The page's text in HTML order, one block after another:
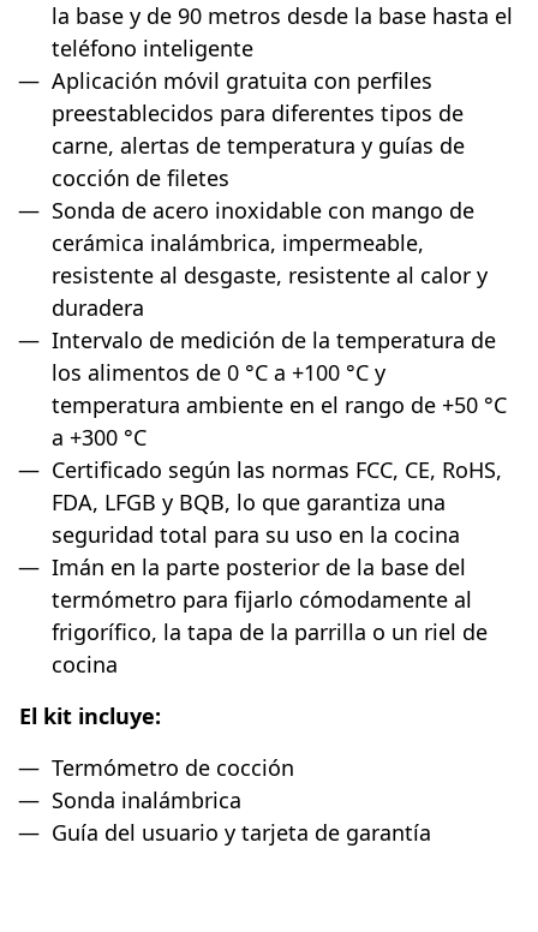
la base y de 90 metros desde la base hasta el
teléfono inteligente
Aplicación móvil gratuita con perfiles
preestablecidos para diferentes tipos de
carne, alertas de temperatura y guías de
cocción de filetes
Sonda de acero inoxidable con mango de
cerámica inalámbrica, impermeable,
resistente al desgaste, resistente al calor y
duradera
Intervalo de medición de la temperatura de
los alimentos de 0 °C a +100 °C y
temperatura ambiente en el rango de +50 °C
a +300 °C
Certificado según las normas FCC, CE, RoHS,
FDA, LFGB y BQB, lo que garantiza una
seguridad total para su uso en la cocina
Imán en la parte posterior de la base del
termómetro para fijarlo cómodamente al
frigorífico, la tapa de la parrilla o un riel de
cocina
El kit incluye:
Termómetro de cocción
Sonda inalámbrica
Guía del usuario y tarjeta de garantía